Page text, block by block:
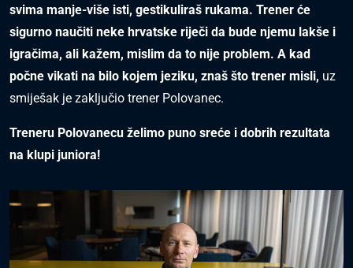
svima manje-više isti, gestikuliraš rukama. Trener će
sigurno naučiti neke hrvatske riječi da bude njemu lakše i
igračima, ali kažem, mislim da to nije problem. A kad
počne vikati na bilo kojem jeziku, znaš što trener misli, uz
smiješak je zaključio trener Polovanec.
Treneru Polovanecu želimo puno sreće i dobrih rezultata
na klupi juniora!